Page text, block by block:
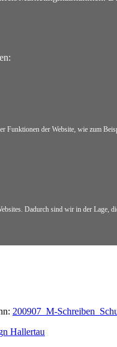
der Website, wie zum
Dadurch sind wir in der
200907_M-
Hallertau